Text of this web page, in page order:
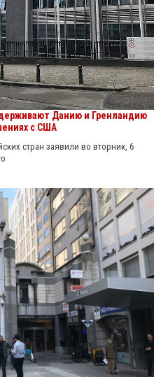
Данию и Гренландию
с США
стран заявили во вторник, 6